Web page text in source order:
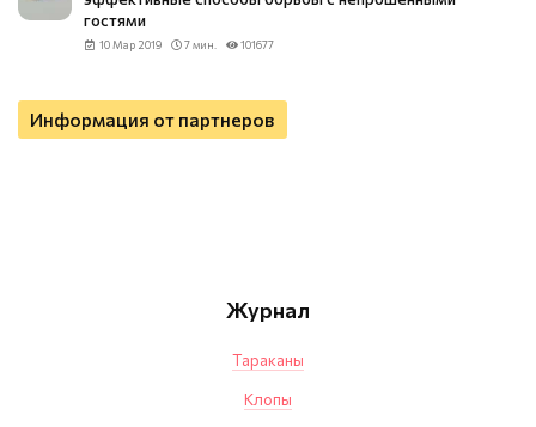
гостями
10 Мар 2019 7 мин. 101677
Информация от партнеров
Журнал
Тараканы
Клопы